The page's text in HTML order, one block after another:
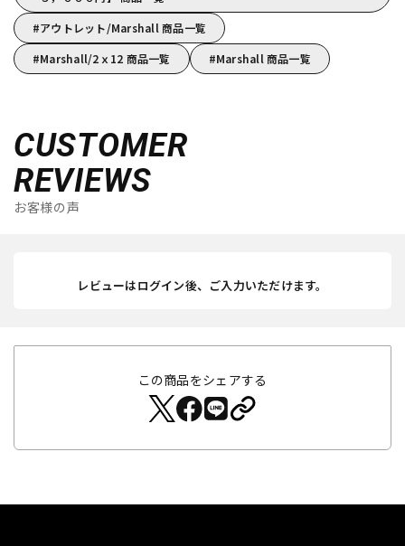
アウトレット/Marshall 商品一覧
Marshall/2ｘ12 商品一覧
Marshall 商品一覧
CUSTOMER
REVIEWS
お客様の声
レビューはログイン後、ご入力いただけます。
この商品をシェアする